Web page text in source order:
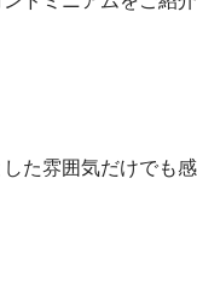
た雰囲気だけでも感